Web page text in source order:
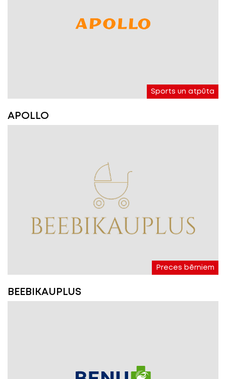
Sports un atpūta
APOLLO
Preces bērniem
BEEBIKAUPLUS